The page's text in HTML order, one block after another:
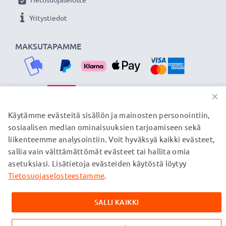
MAKSUTAPAMME
Yritystiedot
TOIMITUSKUMPPANIMME
© subtel.fi 2026
Kaikki hinnat sisältävät arvonlisäveron, mutta ei
toimituskuluja. Kaikki sivuillamme mainitut tavaramerkit ovat
verkkosivuillamme ainoastaan tuotteitamme koskevan
×
Käytämme evästeitä sisällön ja mainosten personointiin,
sosiaalisen median ominaisuuksien tarjoamiseen sekä
liikenteemme analysointiin. Voit hyväksyä kaikki evästeet,
sallia vain välttämättömät evästeet tai hallita omia
asetuksiasi. Lisätietoja evästeiden käytöstä löytyy
Tietosuojaselosteestamme.
SALLI KAIKKI